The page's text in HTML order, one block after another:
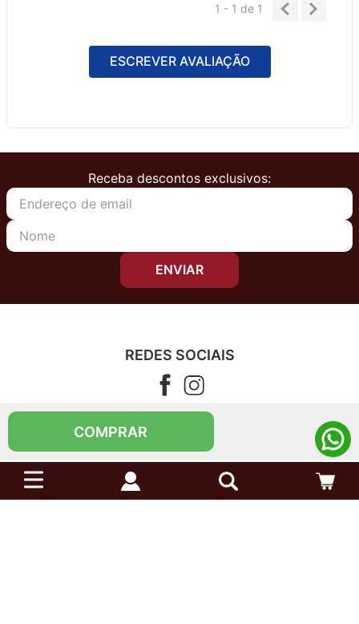
COMPRAR
1 - 1de 1
ESCREVER AVALIAÇÃO
Receba descontos exclusivos:
ENVIAR
REDES SOCIAIS
CONTATO
Telefone (11) 4083-5555
Segunda à sexta das 08h00 às 17h00
Sábado das 09h00 às 14h00
atendimento@reidoarmarinho.com.br